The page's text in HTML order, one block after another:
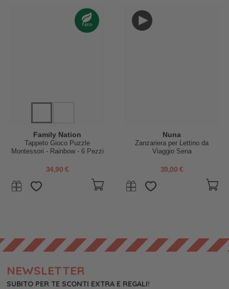
Family Nation
Tappeto Gioco Puzzle
Montessori - Rainbow - 6 Pezzi
- 175x117cm - dalla Nascita
34,90 €
Nuna
Zanzariera per Lettino da
Viaggio Sena
39,00 €
NEWSLETTER
SUBITO PER TE SCONTI EXTRA E REGALI!